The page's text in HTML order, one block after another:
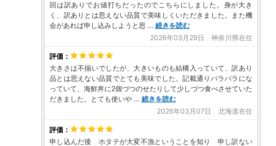
回は訳ありでお値打ちだったのでこちらにしました。身が大き
く、訳ありとは思えない品質で美味しくいただきました。また機
会があれば申し込みしようと思 ... 続きを読む
2026年03月29日 神奈川県在住
大きさは不揃いでしたが、大きいものも結構入っていて、訳あり
品とは思えない品質でとても美味でした。記載通りバラバラにな
っていて、海鮮丼に2個づつのせたりして少しづつ食べさせていた
だきました。とても使いや ... 続きを読む
2026年03月07日 北海道在住
申し込んだ後 ホタテが大変不漁ということを知り 申し訳ない